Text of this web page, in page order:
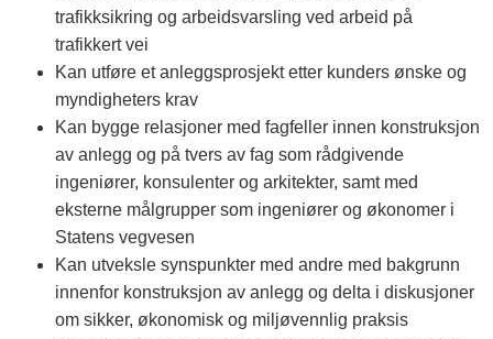
trafikksikring og arbeidsvarsling ved arbeid på
trafikkert vei
Kan utføre et anleggsprosjekt etter kunders ønske og
myndigheters krav
Kan bygge relasjoner med fagfeller innen konstruksjon
av anlegg og på tvers av fag som rådgivende
ingeniører, konsulenter og arkitekter, samt med
eksterne målgrupper som ingeniører og økonomer i
Statens vegvesen
Kan utveksle synspunkter med andre med bakgrunn
innenfor konstruksjon av anlegg og delta i diskusjoner
om sikker, økonomisk og miljøvennlig praksis